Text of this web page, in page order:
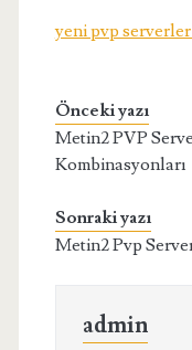
yeni pvp
Önceki yazı
Metin2 PVP
Kombinasyonları
Sonraki yazı
Metin2 Pvp
admin